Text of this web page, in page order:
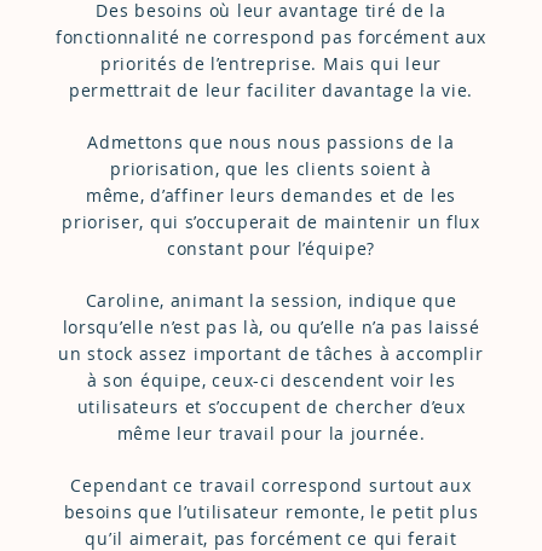
Des besoins où leur avantage tiré de la
fonctionnalité ne correspond pas forcément aux
priorités de l’entreprise. Mais qui leur
permettrait de leur faciliter davantage la vie.
Admettons que nous nous passions de la
priorisation, que les clients soient à
même, d’affiner leurs demandes et de les
prioriser, qui s’occuperait de maintenir un flux
constant pour l’équipe?
Caroline, animant la session, indique que
lorsqu’elle n’est pas là, ou qu’elle n’a pas laissé
un stock assez important de tâches à accomplir
à son équipe, ceux-ci descendent voir les
utilisateurs et s’occupent de chercher d’eux
même leur travail pour la journée.
Cependant ce travail correspond surtout aux
besoins que l’utilisateur remonte, le petit plus
qu’il aimerait, pas forcément ce qui ferait